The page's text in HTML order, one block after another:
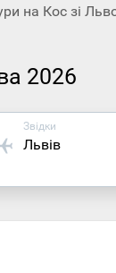
на Кос зі
2026
Звідки
Львів